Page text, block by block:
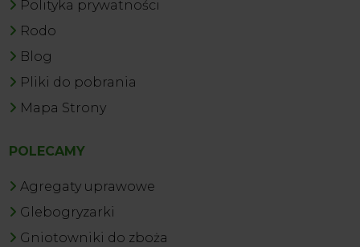
Polityka prywatności
Rodo
Blog
Pliki do pobrania
Mapa Strony
POLECAMY
Agregaty uprawowe
Glebogryzarki
Gniotowniki do zboża